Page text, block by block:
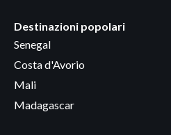
Destinazioni popolari
Senegal
Costa d'Avorio
Mali
Madagascar